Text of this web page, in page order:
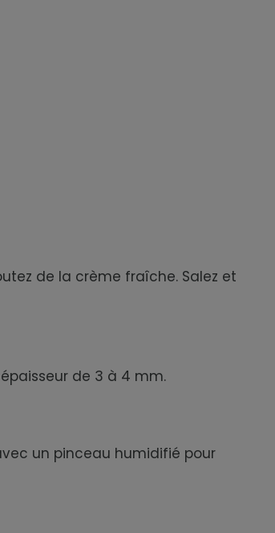
de la crème fraîche. Salez et
de 3 à 4 mm.
un pinceau humidifié pour